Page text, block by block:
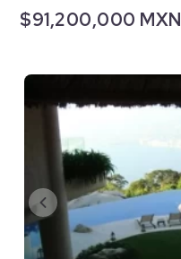
$91,200,000 MXN